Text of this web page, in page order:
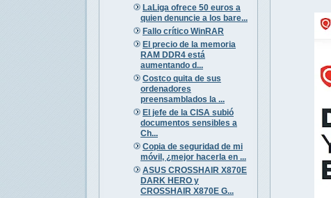
LaLiga ofrece 50 euros a
quien denuncie a los bare...
Fallo crítico WinRAR
El precio de la memoria
RAM DDR4 está
aumentando d...
Costco quita de sus
ordenadores
preensamblados la ...
El jefe de la CISA subió
documentos sensibles a
Ch...
Copia de seguridad de mi
móvil, ¿mejor hacerla en ...
ASUS CROSSHAIR X870E
DARK HERO y
CROSSHAIR X870E G...